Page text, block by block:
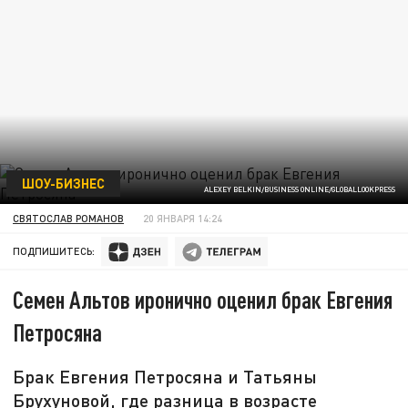
ALEXEY BELKIN/BUSINESS ONLINE/GLOBALLOOKPRESS
ШОУ-БИЗНЕС
СВЯТОСЛАВ РОМАНОВ 20 ЯНВАРЯ 14:24
ПОДПИШИТЕСЬ:
Семен Альтов иронично оценил брак Евгения
Петросяна
Брак Евгения Петросяна и Татьяны
Брухуновой, где разница в возрасте